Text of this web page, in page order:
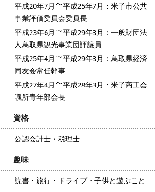
平成20年7月
平成25年7月：米子市公共
事業評価委員会委員長
平成23年6月
平成29年3月：一般財団法
人鳥取県観光事業団評議員
平成25年4月
平成29年3月：鳥取県経済
同友会常任幹事
平成27年4月
平成28年3月：米子商工会
議所青年部会長
資格
公認会計士・税理士
趣味
読書・旅行・ドライブ・子供と遊ぶこと